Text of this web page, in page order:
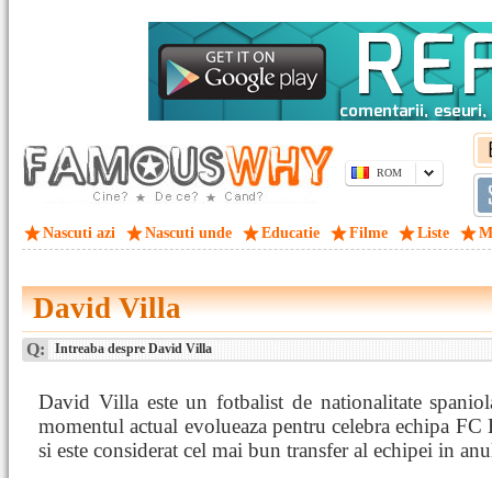
ROM
Nascuti azi Nascuti unde Educatie Filme Liste
David Villa
Q: Intreaba despre David Villa
David Villa este un fotbalist de nationalitate
momentul actual evolueaza pentru celebra echipa FC
si este considerat cel mai bun transfer al echipei in